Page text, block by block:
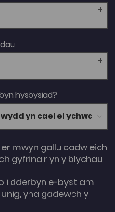
hysbysiad?
mwyn gallu cadw eich
gyfrinair yn y blychau
i dderbyn e-byst am
yna gadewch y